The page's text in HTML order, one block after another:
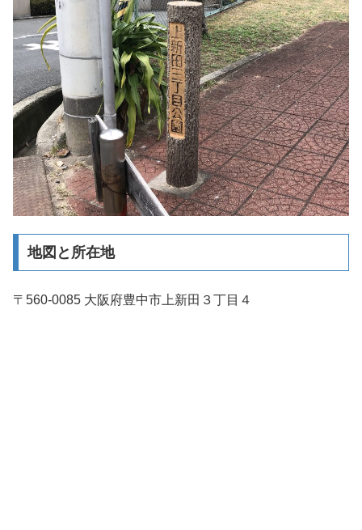
地図と所在地
〒560-0085 大阪府豊中市上新田３丁目４